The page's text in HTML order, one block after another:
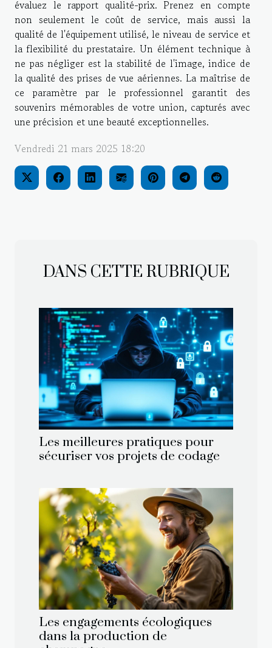
évaluez le rapport qualité-prix. Prenez en compte
non seulement le coût de service, mais aussi la
qualité de l'équipement utilisé, le niveau de service et
la flexibilité du prestataire. Un élément technique à
ne pas négliger est la stabilité de l'image, indice de
la qualité des prises de vue aériennes. La maîtrise de
ce paramètre par le professionnel garantit des
souvenirs mémorables de votre union, capturés avec
une précision et une beauté exceptionnelles.
Vendredi 21 mars 2025 18:20
DANS CETTE RUBRIQUE
Les meilleures pratiques pour
sécuriser vos projets de codage
Les engagements écologiques
dans la production de